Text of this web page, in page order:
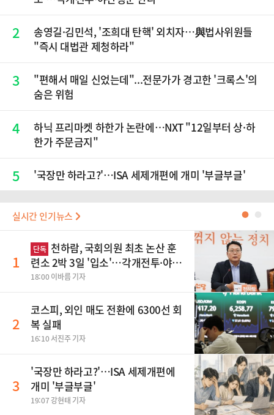
2
송영길·김민석, '조희대 탄핵' 외치자…與법사위원들
"즉시 대법관 제청하라"
3
"편해서 매일 신었는데"...전문가가 경고한 '크록스'의
숨은 위험
4
하닉 프리마켓 하한가 논란에…NXT "12일부터 상·하
한가 주문금지"
5 '국장만 하라고?'…ISA 세제개편에 개미 '부글부글'
실시간 인기뉴스 ●
1
단독 천하람, 국회의원 최초 논산 훈
련소 2박 3일 '입소'…각개전투·야간
행군 한다
18:00 이바름 기자
2
코스피, 외인 매도 전환에 6300선 회
복 실패
16:10 서진주 기자
3
'국장만 하라고?'…ISA 세제개편에
개미 '부글부글'
19:07 강현태 기자